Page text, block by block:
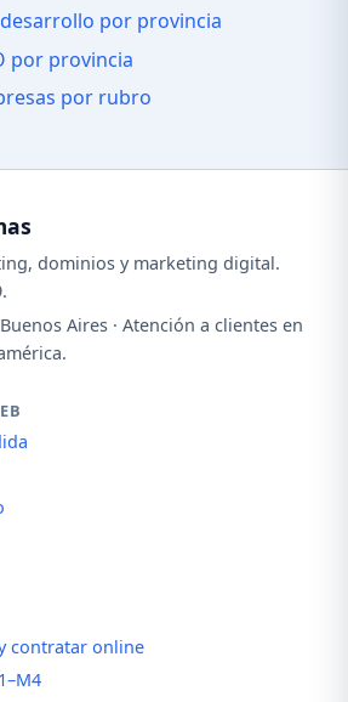
por provincia
por provincia
por rubro
dominios y marketing digital.
Aires · Atención a clientes en
contratar online